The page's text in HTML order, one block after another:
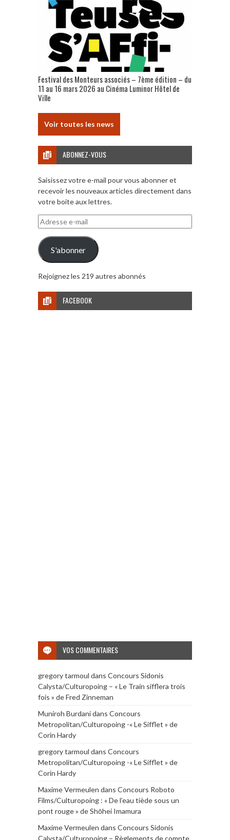
Festival des Monteurs associés – 7ème édition – du
11 au 16 mars 2026 au Cinéma Luminor Hôtel de
Ville
Voir toutes les news
ABONNEZ-VOUS
Saisissez votre e-mail pour vous abonner et
recevoir les nouveaux articles directement dans
votre boite aux lettres.
Adresse
e-
mail
S'abonner
Rejoignez les 219 autres abonnés
FACEBOOK
VOS COMMENTAIRES
gregory tarmoul dans Concours Sidonis
Calysta/Culturopoing – « Le Train sifflera trois
fois » de Fred Zinneman
Muniroh Burdanidans Concours
Metropolitan/Culturopoing -« Le Sifflet » de
Corin Hardy
gregory tarmoul dans Concours
Metropolitan/Culturopoing -« Le Sifflet » de
Corin Hardy
Maxime Vermeulen dans Concours Roboto
Films/Culturopoing : « De l’eau tiède sous un
pont rouge » de Shōhei Imamura
Maxime Vermeulen dans Concours Sidonis